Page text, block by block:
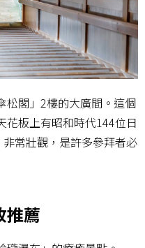
松閣」2樓的大廣間。這個
花板上有昭和時代144位日
常壯觀，是許多參拜者必
推薦